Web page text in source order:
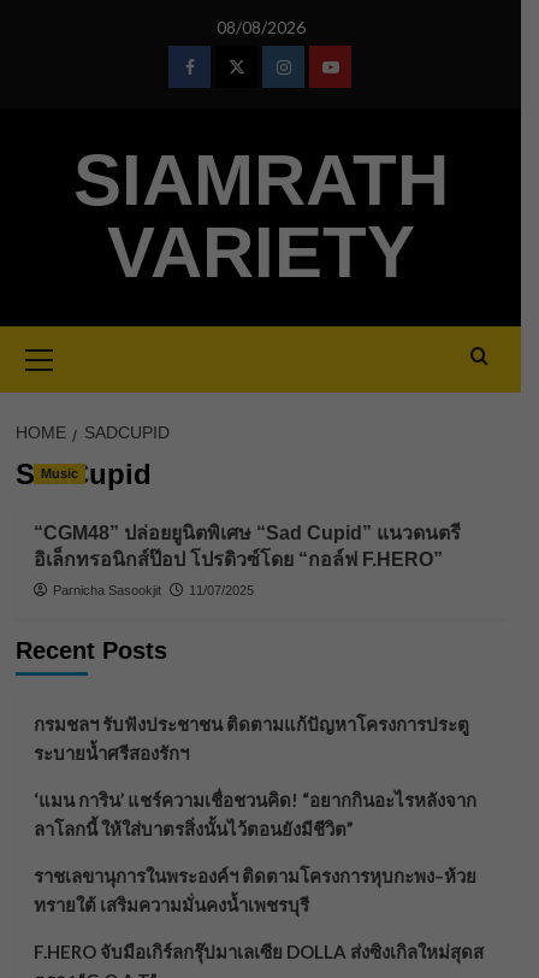
08/08/2026
FacebookTwitterInstagramYoutube
SIAMRATH
VARIETY
Menu
HOME SADCUPID
SadCupid
Music
“CGM48” ปล่อยยูนิตพิเศษ “Sad Cupid” แนวดนตรี
อิเล็กทรอนิกส์ป๊อป โปรดิวซ์โดย “กอล์ฟ F.HERO”
Parnicha Sasookjit 11/07/2025
Recent Posts
กรมชลฯ รับฟังประชาชน ติดตามแก้ปัญหาโครงการประตู
ระบายน้ำศรีสองรักฯ
‘แมน การิน’ แชร์ความเชื่อชวนคิด! “อยากกินอะไรหลังจาก
ลาโลกนี้ ให้ใส่บาตรสิ่งนั้นไว้ตอนยังมีชีวิต”
ราชเลขานุการในพระองค์ฯ ติดตามโครงการหุบกะพง–ห้วย
ทรายใต้ เสริมความมั่นคงน้ำเพชรบุรี
F.HERO จับมือเกิร์ลกรุ๊ปมาเลเซีย DOLLA ส่งซิงเกิลใหม่สุดส